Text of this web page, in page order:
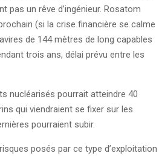
pas un rêve d’ingénieur. Rosatom
(si la crise financière se calme
de 144 mètres de long capables
trois ans, délai prévu entre les
nucléarisés pourrait atteindre 40
qui viendraient se fixer sur les
pourraient subir.
posés par ce type d’exploitation